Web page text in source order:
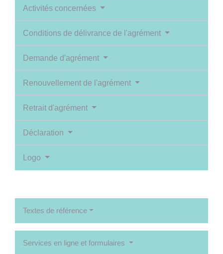
Activités concernées
Conditions de délivrance de l'agrément
Demande d'agrément
Renouvellement de l'agrément
Retrait d'agrément
Déclaration
Logo
Textes de référence
Services en ligne et formulaires